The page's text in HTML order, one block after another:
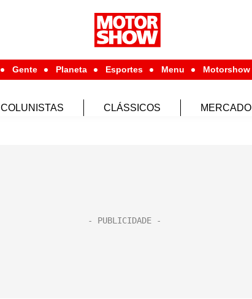
Gente Planeta Esportes Menu Motorshow
COLUNISTAS CLÁSSICOS MERCADO